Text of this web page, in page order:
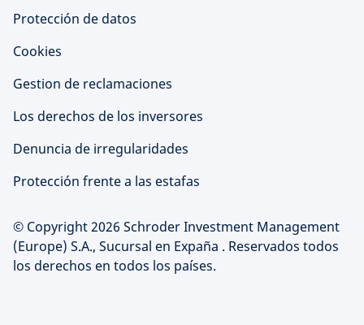
Protección de datos
Cookies
Gestion de reclamaciones
Los derechos de los inversores
Denuncia de irregularidades
Protección frente a las estafas
© Copyright 2026 Schroder Investment Management
(Europe) S.A., Sucursal en Expaña . Reservados todos
los derechos en todos los países.